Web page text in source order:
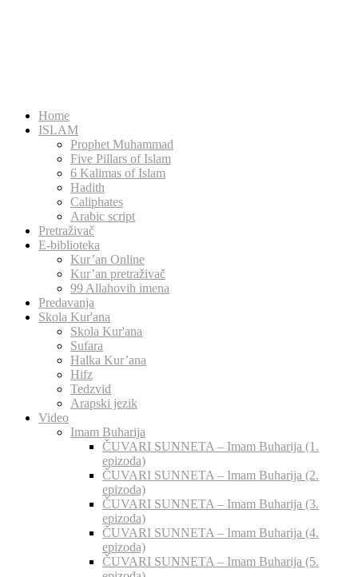
Home
ISLAM
Prophet Muhammad
Five Pillars of Islam
6 Kalimas of Islam
Hadith
Caliphates
Arabic script
Pretraživač
E-biblioteka
Kur’an Online
Kur’an pretraživač
99 Allahovih imena
Predavanja
Skola Kur'ana
Skola Kur'ana
Sufara
Halka Kur’ana
Hifz
Tedzvid
Arapski jezik
Video
Imam Buharija
ČUVARI SUNNETA – Imam Buharija (1.
epizoda)
ČUVARI SUNNETA – Imam Buharija (2.
epizoda)
ČUVARI SUNNETA – Imam Buharija (3.
epizoda)
ČUVARI SUNNETA – Imam Buharija (4.
epizoda)
ČUVARI SUNNETA – Imam Buharija (5.